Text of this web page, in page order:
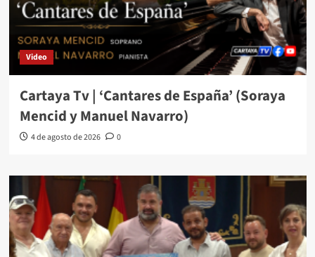
Video
Cartaya Tv | ‘Cantares de España’ (Soraya
Mencid y Manuel Navarro)
4 de agosto de 2026 0